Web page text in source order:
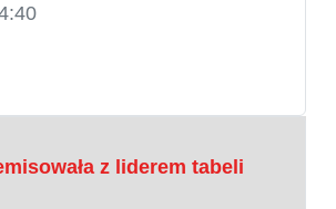
z liderem tabeli